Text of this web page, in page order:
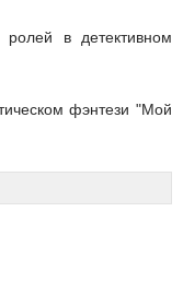
в детективном
фэнтези "Мой